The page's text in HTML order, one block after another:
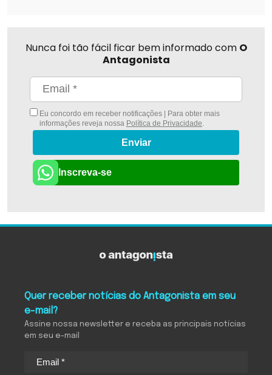
Nunca foi tão fácil ficar bem informado com O
Antagonista
Eu concordo em receber notificações | Para obter mais
informações reveja nossa Política de Privacidade
Enviar
Inscreva-se
Quer receber notícias do Antagonista em seu
e-mail?
Assine nossa newsletter e receba as principais notícias
em seu e-mail